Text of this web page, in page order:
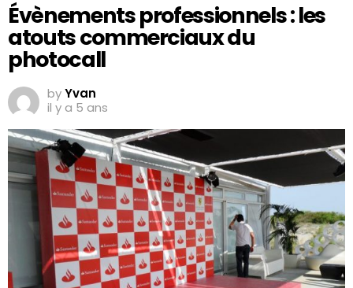
Évènements professionnels : les
atouts commerciaux du
photocall
byYvan
il y a 5 ans